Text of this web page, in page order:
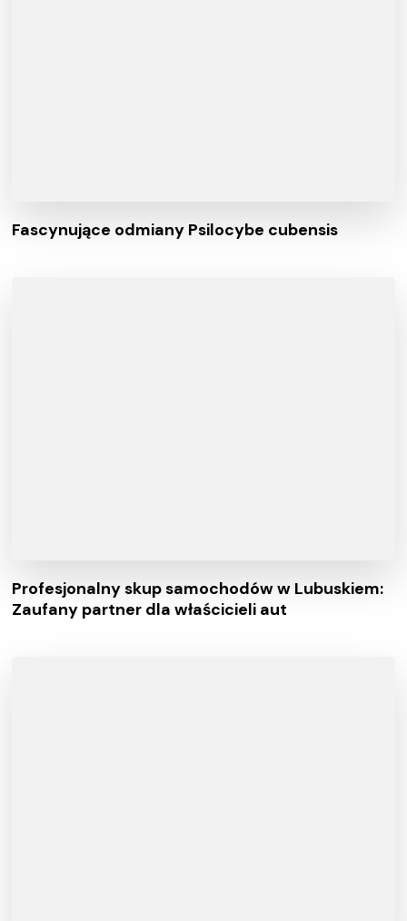
Fascynujące odmiany Psilocybe cubensis
Profesjonalny skup samochodów w Lubuskiem:
Zaufany partner dla właścicieli aut